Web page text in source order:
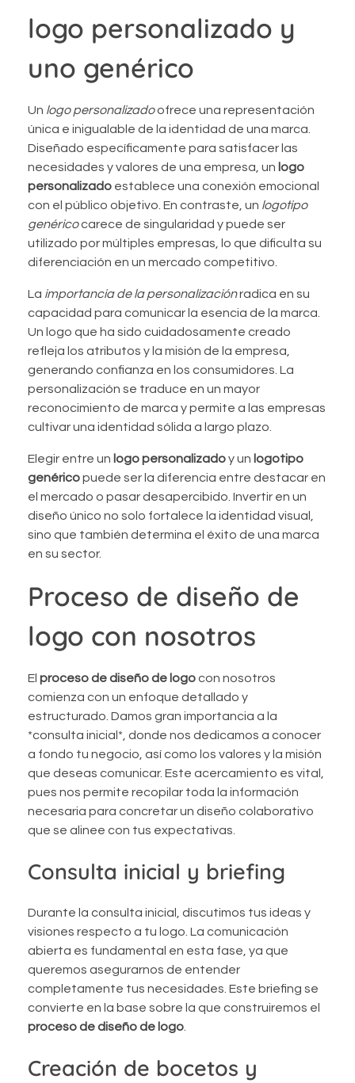
logo personalizado y
uno genérico
Un logo personalizadoofrece una representación
única e inigualable de la identidad de una marca.
Diseñado específicamente para satisfacer las
necesidades y valores de una empresa, un logo
personalizado establece una conexión emocional
con el público objetivo. En contraste, un logotipo
genéricocarece de singularidad y puede ser
utilizado por múltiples empresas, lo que dificulta su
diferenciación en un mercado competitivo.
La importancia de la personalizaciónradica en su
capacidad para comunicar la esencia de la marca.
Un logo que ha sido cuidadosamente creado
refleja los atributos y la misión de la empresa,
generando confianza en los consumidores. La
personalización se traduce en un mayor
reconocimiento de marca y permite a las empresas
cultivar una identidad sólida a largo plazo.
Elegir entre un logo personalizadoy un logotipo
genéricopuede ser la diferencia entre destacar en
el mercado o pasar desapercibido. Invertir en un
diseño único no solo fortalece la identidad visual,
sino que también determina el éxito de una marca
en su sector.
Proceso de diseño de
logo con nosotros
El proceso de diseño de logocon nosotros
comienza con un enfoque detallado y
estructurado. Damos gran importancia a la
*consulta inicial*, donde nos dedicamos a conocer
a fondo tu negocio, así como los valores y la misión
que deseas comunicar. Este acercamiento es vital,
pues nos permite recopilar toda la información
necesaria para concretar un diseño colaborativo
que se alinee con tus expectativas.
Consulta inicial y briefing
Durante la consulta inicial, discutimos tus ideas y
visiones respecto a tu logo. La comunicación
abierta es fundamental en esta fase, ya que
queremos asegurarnos de entender
completamente tus necesidades. Este briefing se
convierte en la base sobre la que construiremos el
proceso de diseño de logo
Creación de bocetos y